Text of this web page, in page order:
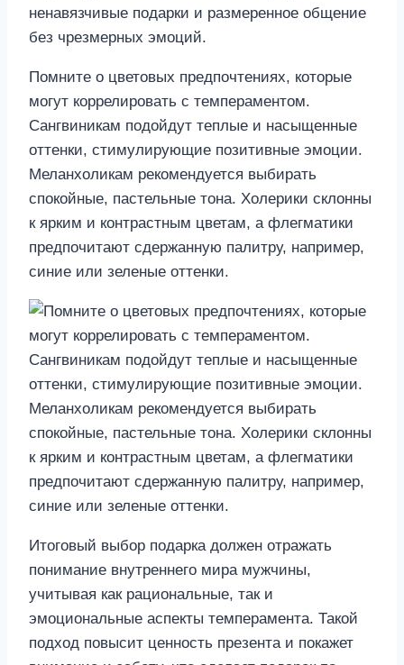
ненавязчивые подарки и размеренное общение
без чрезмерных эмоций.
Помните о цветовых предпочтениях, которые
могут коррелировать с темпераментом.
Сангвиникам подойдут теплые и насыщенные
оттенки, стимулирующие позитивные эмоции.
Меланхоликам рекомендуется выбирать
спокойные, пастельные тона. Холерики склонны
к ярким и контрастным цветам, а флегматики
предпочитают сдержанную палитру, например,
синие или зеленые оттенки.
Итоговый выбор подарка должен отражать
понимание внутреннего мира мужчины,
учитывая как рациональные, так и
эмоциональные аспекты темперамента. Такой
подход повысит ценность презента и покажет